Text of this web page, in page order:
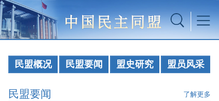
民盟概况 民盟要闻 盟史研究 盟员风采
民盟要闻 了解更多